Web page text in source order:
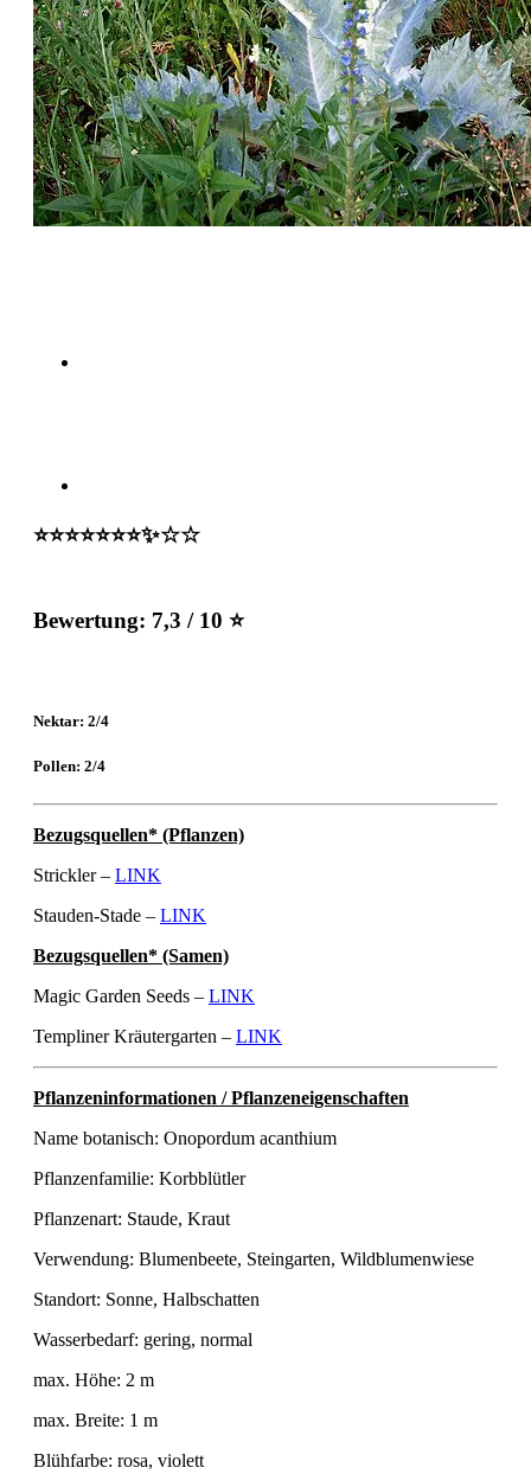
⭐️⭐️⭐️⭐️⭐️⭐️⭐️✨☆☆
Bewertung: 7,3 / 10 ⭐
Nektar: 2/4
Pollen: 2/4
Bezugsquellen* (Pflanzen)
Strickler – LINK
Stauden-Stade – LINK
Bezugsquellen* (Samen)
Magic Garden Seeds – LINK
Templiner Kräutergarten – LINK
Pflanzeninformationen / Pflanzeneigenschaften
Name botanisch: Onopordum acanthium
Pflanzenfamilie: Korbblütler
Pflanzenart: Staude, Kraut
Verwendung: Blumenbeete, Steingarten, Wildblumenwiese
Standort: Sonne, Halbschatten
Wasserbedarf: gering, normal
max. Höhe: 2 m
max. Breite: 1 m
Blühfarbe: rosa, violett